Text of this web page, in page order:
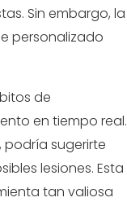
Sin embargo, la
personalizado
de
en tiempo real.
sugerirte
lesiones. Esta
tan valiosa